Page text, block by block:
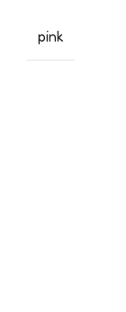
pink